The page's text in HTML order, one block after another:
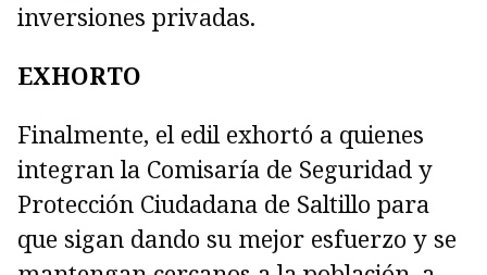
inversiones privadas.
EXHORTO
Finalmente, el edil exhortó a quienes
integran la Comisaría de Seguridad y
Protección Ciudadana de Saltillo para
que sigan dando su mejor esfuerzo y se